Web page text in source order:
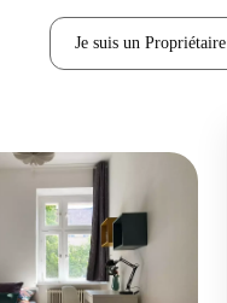
Je suis un Propriétaire